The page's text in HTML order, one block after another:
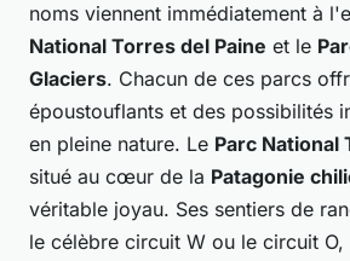
noms viennent immédiatement à
National Torres del Paine et le
Glaciers. Chacun de ces parcs
époustouflants et des possibilités
en pleine nature. Le Parc National
situé au cœur de la Patagonie
véritable joyau. Ses sentiers de
le célèbre circuit W ou le circuit